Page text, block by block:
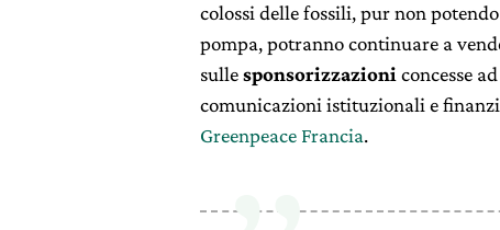
colossi delle fossili, pur non
pompa, potranno continuare a
sullesponsorizzazioniconcesse
comunicazioni istituzionali e
Greenpeace Francia.